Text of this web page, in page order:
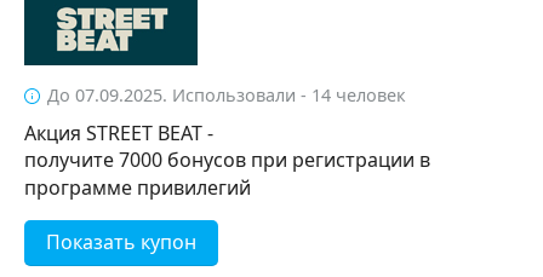
До 07.09.2025. Использовали - 14 человек
Акция STREET BEAT -
получите 7000 бонусов при регистрации в
программе привилегий
Показать купон